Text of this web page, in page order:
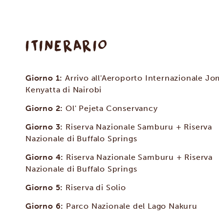
ITINERARIO
Giorno 1: Arrivo all'Aeroporto Internazionale
Kenyatta di Nairobi
Giorno 2: Ol' Pejeta Conservancy
Giorno 3: Riserva Nazionale Samburu + Riserva
Nazionale di Buffalo Springs
Giorno 4: Riserva Nazionale Samburu + Riserva
Nazionale di Buffalo Springs
Giorno 5: Riserva di Solio
Giorno 6: Parco Nazionale del Lago Nakuru